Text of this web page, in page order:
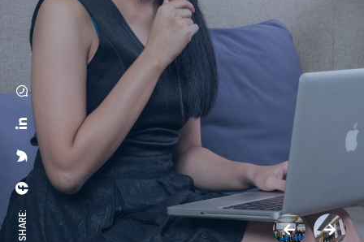
SHARE: